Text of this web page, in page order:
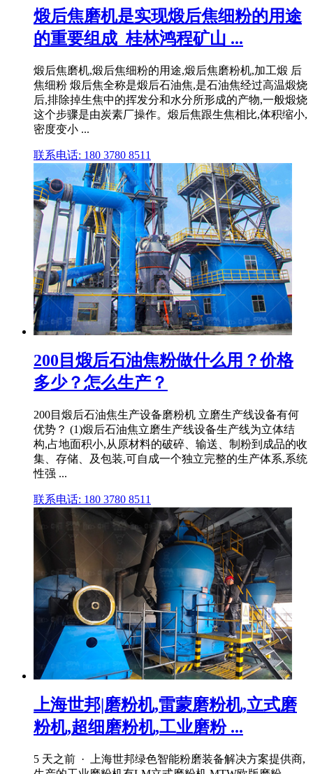
煅后焦磨机是实现煅后焦细粉的用途
的重要组成_桂林鸿程矿山 ...
煅后焦磨机,煅后焦细粉的用途,煅后焦磨粉机,加工煅 后
焦细粉 煅后焦全称是煅后石油焦,是石油焦经过高温煅烧
后,排除掉生焦中的挥发分和水分所形成的产物,一般煅烧
这个步骤是由炭素厂操作。煅后焦跟生焦相比,体积缩小,
密度变小 ...
联系电话: 180 3780 8511
200目煅后石油焦粉做什么用？价格
多少？怎么生产？
200目煅后石油焦生产设备磨粉机 立磨生产线设备有何
优势？ (1)煅后石油焦立磨生产线设备生产线为立体结
构,占地面积小,从原材料的破碎、输送、制粉到成品的收
集、存储、及包装,可自成一个独立完整的生产体系,系统
性强 ...
联系电话: 180 3780 8511
上海世邦|磨粉机,雷蒙磨粉机,立式磨
粉机,超细磨粉机,工业磨粉 ...
5 天之前 · 上海世邦绿色智能粉磨装备解决方案提供商,